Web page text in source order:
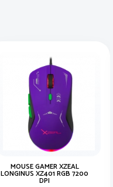
MOUSE GAMER XZEAL
LONGINUS XZ401 RGB 7200
DPI